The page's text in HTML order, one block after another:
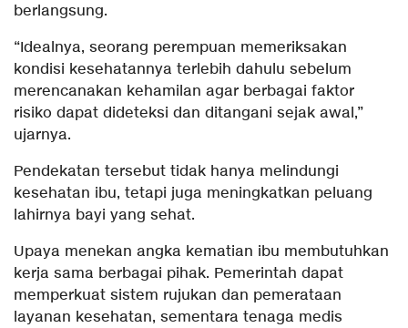
berlangsung.
“Idealnya, seorang perempuan memeriksakan
kondisi kesehatannya terlebih dahulu sebelum
merencanakan kehamilan agar berbagai faktor
risiko dapat dideteksi dan ditangani sejak awal,”
ujarnya.
Pendekatan tersebut tidak hanya melindungi
kesehatan ibu, tetapi juga meningkatkan peluang
lahirnya bayi yang sehat.
Upaya menekan angka kematian ibu membutuhkan
kerja sama berbagai pihak. Pemerintah dapat
memperkuat sistem rujukan dan pemerataan
layanan kesehatan, sementara tenaga medis